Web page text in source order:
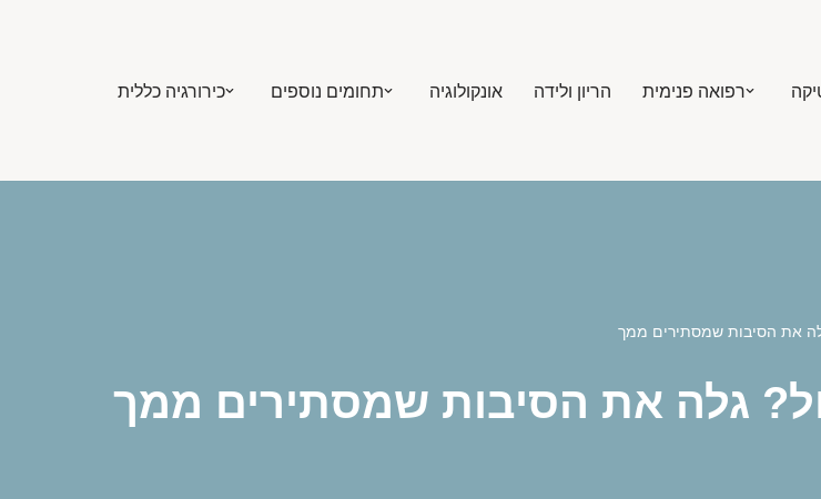
רפואה פנימית הריון ולידה אונקולוגיה תחומים נוספים כירורגיה כללית
את הסיבות שמסתירים ממך
גלה את הסיבות שמסתירים ממך